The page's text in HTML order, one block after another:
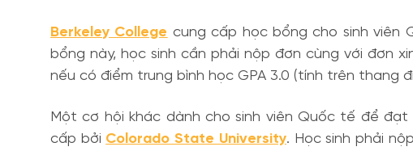
Berkeley College cung cấp học bổng cho sinh
bổng này, học sinh cần phải nộp đơn cùng với đơn
nếu có điểm trung bình học GPA 3.0 (tính trên thang
Một cơ hội khác dành cho sinh viên Quốc tế để đạt
cấp bởi Colorado State University. Học sinh phải